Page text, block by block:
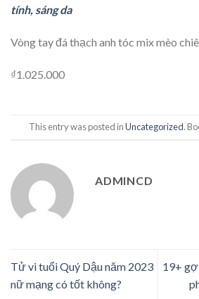
tính, sáng da
Vòng tay đá thạch anh tóc mix mèo
₫1.025.000
This entry was posted inUncategorized.
ADMINCD
Tử vi tuổi Quý Dậu năm 2023
nữ mạng có tốt không?
19+